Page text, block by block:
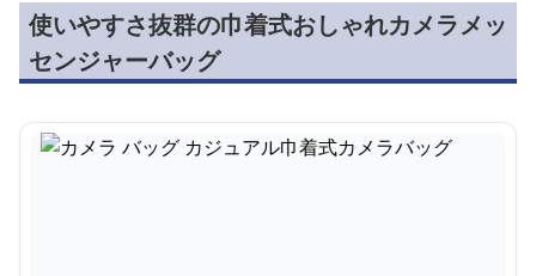
使いやすさ抜群の巾着式おしゃれカメラメッ
センジャーバッグ